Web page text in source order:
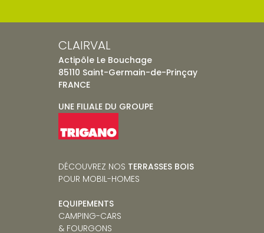
CLAIRVAL
Actipôle Le Bouchage
85110 Saint-Germain-de-Prinçay
FRANCE
UNE FILIALE DU GROUPE
DÉCOUVREZ NOS TERRASSES BOIS
POUR MOBIL-HOMES
EQUIPEMENTS
CAMPING-CARS
& FOURGONS